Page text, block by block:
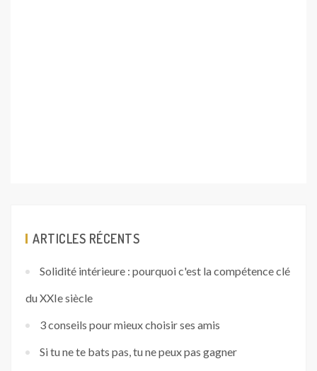
ARTICLES RÉCENTS
Solidité intérieure : pourquoi c'est la compétence clé
du XXIe siècle
3 conseils pour mieux choisir ses amis
Si tu ne te bats pas, tu ne peux pas gagner